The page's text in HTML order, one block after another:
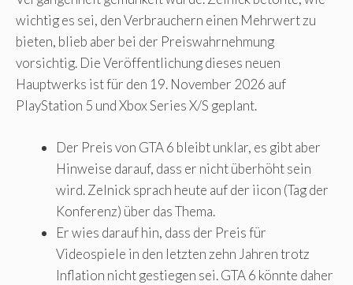
wichtig es sei, den Verbrauchern einen Mehrwert zu
bieten, blieb aber bei der Preiswahrnehmung
vorsichtig. Die Veröffentlichung dieses neuen
Hauptwerks ist für den 19. November 2026 auf
PlayStation 5 und Xbox Series X/S geplant.
Der Preis von GTA 6 bleibt unklar, es gibt aber
Hinweise darauf, dass er nicht überhöht sein
wird. Zelnick sprach heute auf der iicon (Tag der
Konferenz) über das Thema.
Er wies darauf hin, dass der Preis für
Videospiele in den letzten zehn Jahren trotz
Inflation nicht gestiegen sei. GTA 6 könnte daher